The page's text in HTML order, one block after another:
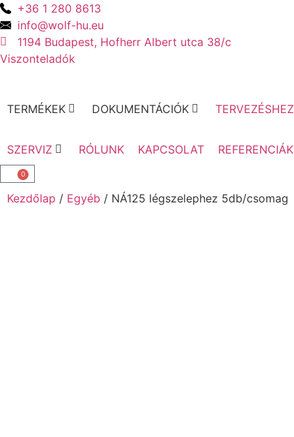
+36 1 280 8613
info@wolf-hu.eu
1194 Budapest, Hofherr Albert utca 38/c
Viszonteladók
TERMÉKEK DOKUMENTÁCIÓK TERVEZÉSHEZ
SZERVIZ RÓLUNK KAPCSOLAT REFERENCIÁK
0
Kezdőlap / Egyéb / NÁ125 légszelephez 5db/csomag